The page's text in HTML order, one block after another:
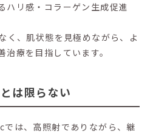
ハリ感・コラーゲン生成促進
く、肌状態を見極めながら、よ
療を目指しています。
は限らない
は、高照射でありながら、継